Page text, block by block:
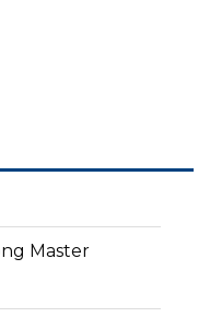
Master